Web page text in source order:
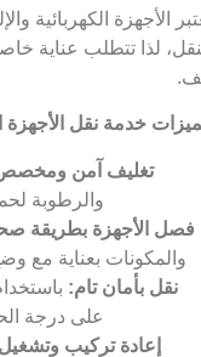
الأجهزة الكهربائية
لذا تتطلب عناية
خدمة نقل الأجهزة
تغليف آمن
والرطوبة
فصل الأجهزة بطريقة
والمكونات بعناية مع
نقل بأمان تام:
على درجة
إعادة تركيب